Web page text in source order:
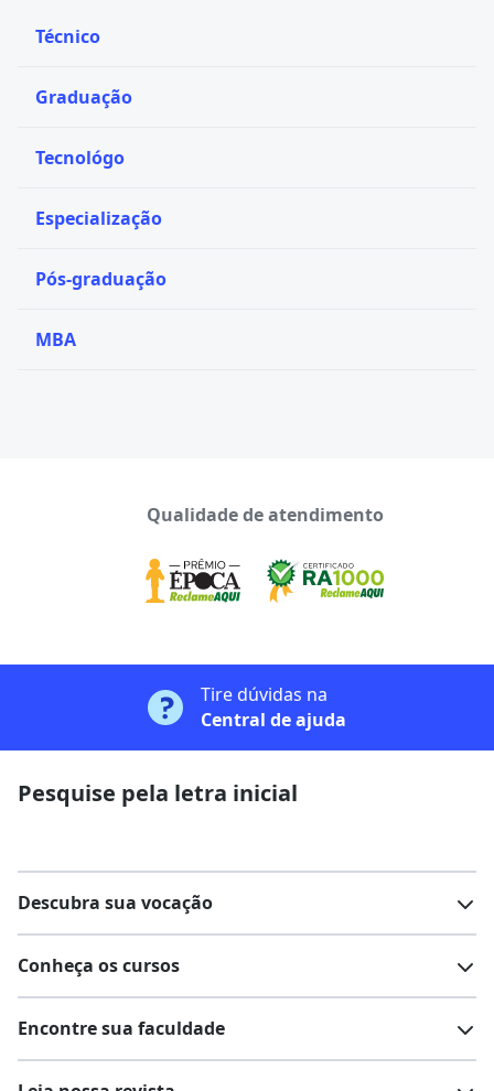
Técnico
Graduação
Tecnológo
Especialização
Pós-graduação
MBA
Qualidade de atendimento
Tire dúvidas na
Central de ajuda
Pesquise pela letra inicial
Descubra sua vocação
Conheça os cursos
Encontre sua faculdade